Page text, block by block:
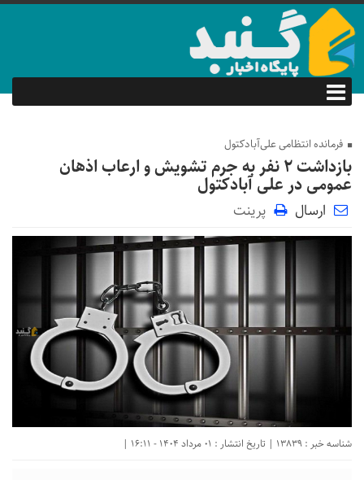
فرمانده انتظامی علی‌آبادکتول
بازداشت ۲ نفر به جرم تشویش و ارعاب اذهان
عمومی در علی آبادکتول
ارسال پرینت
شناسه خبر : 13839 | تاریخ انتشار : 01 مرداد 1404 - 16:11 |